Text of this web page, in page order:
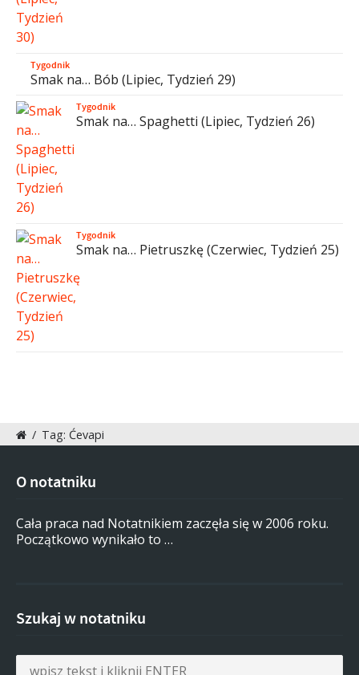
Tygodnik
Smak na… Bób (Lipiec, Tydzień 29)
Tygodnik
Smak na… Spaghetti (Lipiec, Tydzień 26)
Tygodnik
Smak na… Pietruszkę (Czerwiec, Tydzień 25)
/ Tag: Ćevapi
O notatniku
Cała praca nad Notatnikiem zaczęła się w 2006 roku.
Początkowo wynikało to …
Szukaj w notatniku